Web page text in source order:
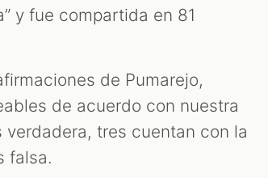
y fue compartida en 81
de Pumarejo,
de acuerdo con nuestra
tres cuentan con la
falsa.